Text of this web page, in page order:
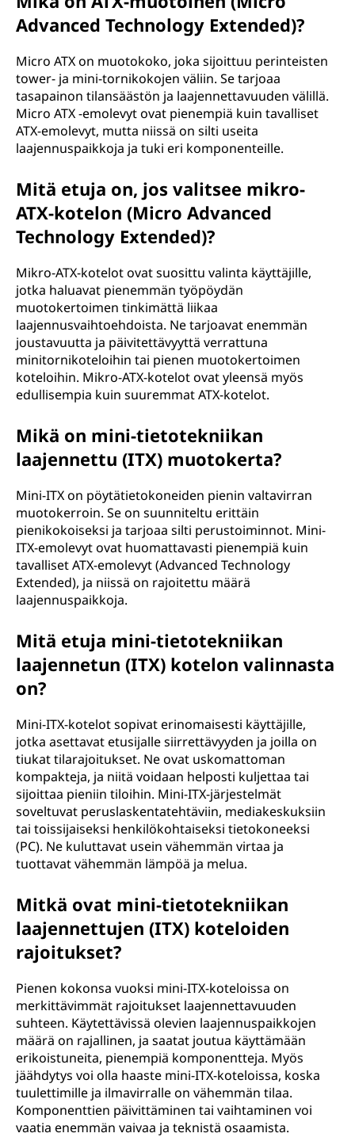
Advanced Technology Extended)?
Micro ATX on muotokoko, joka sijoittuu perinteisten
tower- ja mini-tornikokojen väliin. Se tarjoaa
tasapainon tilansäästön ja laajennettavuuden välillä.
Micro ATX -emolevyt ovat pienempiä kuin tavalliset
ATX-emolevyt, mutta niissä on silti useita
laajennuspaikkoja ja tuki eri komponenteille.
Mitä etuja on, jos valitsee mikro-
ATX-kotelon (Micro Advanced
Technology Extended)?
Mikro-ATX-kotelot ovat suosittu valinta käyttäjille,
jotka haluavat pienemmän työpöydän
muotokertoimen tinkimättä liikaa
laajennusvaihtoehdoista. Ne tarjoavat enemmän
joustavuutta ja päivitettävyyttä verrattuna
minitornikoteloihin tai pienen muotokertoimen
koteloihin. Mikro-ATX-kotelot ovat yleensä myös
edullisempia kuin suuremmat ATX-kotelot.
Mikä on mini-tietotekniikan
laajennettu (ITX) muotokerta?
Mini-ITX on pöytätietokoneiden pienin valtavirran
muotokerroin. Se on suunniteltu erittäin
pienikokoiseksi ja tarjoaa silti perustoiminnot. Mini-
ITX-emolevyt ovat huomattavasti pienempiä kuin
tavalliset ATX-emolevyt (Advanced Technology
Extended), ja niissä on rajoitettu määrä
laajennuspaikkoja.
Mitä etuja mini-tietotekniikan
laajennetun (ITX) kotelon valinnasta
on?
Mini-ITX-kotelot sopivat erinomaisesti käyttäjille,
jotka asettavat etusijalle siirrettävyyden ja joilla on
tiukat tilarajoitukset. Ne ovat uskomattoman
kompakteja, ja niitä voidaan helposti kuljettaa tai
sijoittaa pieniin tiloihin. Mini-ITX-järjestelmät
soveltuvat peruslaskentatehtäviin, mediakeskuksiin
tai toissijaiseksi henkilökohtaiseksi tietokoneeksi
(PC). Ne kuluttavat usein vähemmän virtaa ja
tuottavat vähemmän lämpöä ja melua.
Mitkä ovat mini-tietotekniikan
laajennettujen (ITX) koteloiden
rajoitukset?
Pienen kokonsa vuoksi mini-ITX-koteloissa on
merkittävimmät rajoitukset laajennettavuuden
suhteen. Käytettävissä olevien laajennuspaikkojen
määrä on rajallinen, ja saatat joutua käyttämään
erikoistuneita, pienempiä komponentteja. Myös
jäähdytys voi olla haaste mini-ITX-koteloissa, koska
tuulettimille ja ilmavirralle on vähemmän tilaa.
Komponenttien päivittäminen tai vaihtaminen voi
vaatia enemmän vaivaa ja teknistä osaamista.